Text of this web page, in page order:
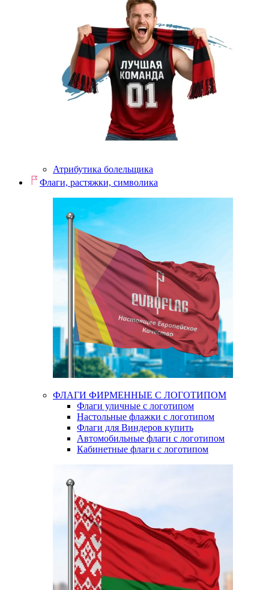
Атрибутика болельщика
Флаги, растяжки, символика
ФЛАГИ ФИРМЕННЫЕ С ЛОГОТИПОМ
Флаги уличные с логотипом
Настольные флажки с логотипом
Флаги для Виндеров купить
Автомобильные флаги с логотипом
Кабинетные флаги с логотипом